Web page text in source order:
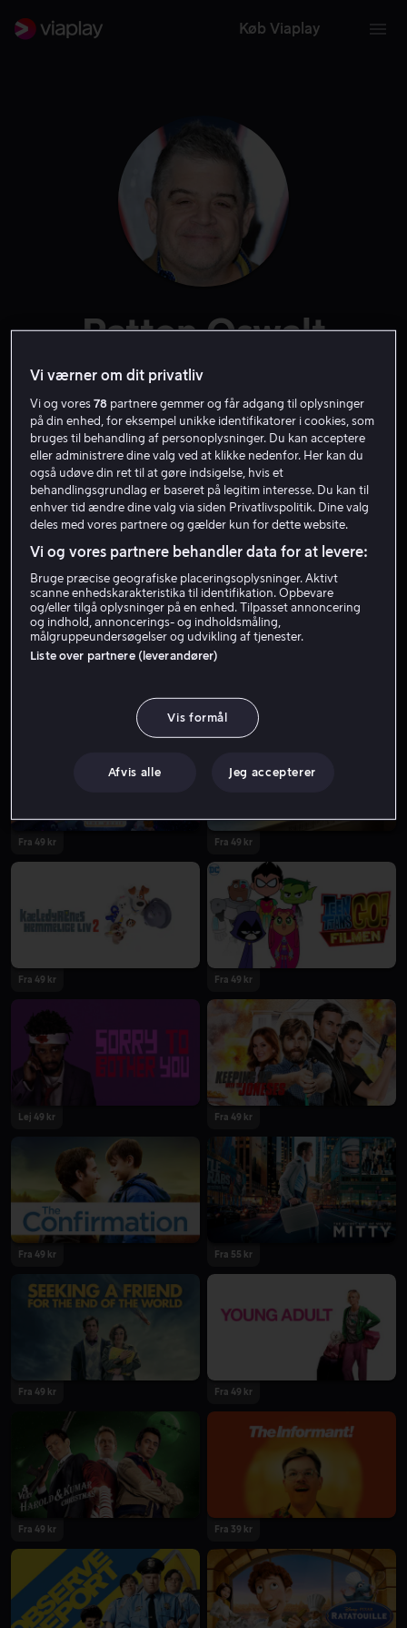
Køb Viaplay
Patton Oswalt
Stemme Skuespiller Producer
Fra 49 kr Fra 49 kr
Fra 49 kr Fra 49 kr
Lej 49 kr Fra 49 kr
Fra 49 kr Fra 55 kr
Fra 49 kr Fra 49 kr
Fra 49 kr Fra 39 kr
Vi værner om dit privatliv
Vi og vores78 partnere gemmer og får adgang til oplysninger
på din enhed, for eksempel unikke identifikatorer i cookies, som
bruges til behandling af personoplysninger. Du kan acceptere
eller administrere dine valg ved at klikke nedenfor. Her kan du
også udøve din ret til at gøre indsigelse, hvis et
behandlingsgrundlag er baseret på legitim interesse. Du kan til
enhver tid ændre dine valg via siden Privatlivspolitik. Dine valg
deles med vores partnere og gælder kun for dette website.
Vi og vores partnere behandler data for at levere:
Bruge præcise geografiske placeringsoplysninger. Aktivt
scanne enhedskarakteristika til identifikation. Opbevare
og/eller tilgå oplysninger på en enhed. Tilpasset annoncering
og indhold, annoncerings- og indholdsmåling,
målgruppeundersøgelser og udvikling af tjenester.
Liste over partnere (leverandører)
Vis formål
Afvis alle Jeg accepterer